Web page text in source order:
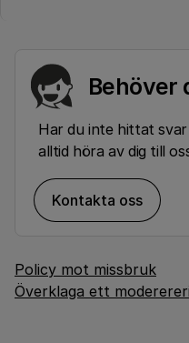
Behöver
Har du inte hittat
alltid höra av dig till
Kontakta oss
Policy mot missbruk
Överklaga ett